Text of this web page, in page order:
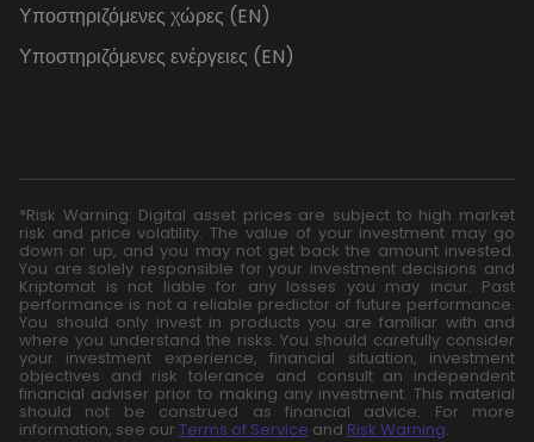
Υποστηριζόμενες χώρες (EN)
Υποστηριζόμενες ενέργειες (EN)
*Risk Warning: Digital asset prices are subject to high market
risk and price volatility. The value of your investment may go
down or up, and you may not get back the amount invested.
You are solely responsible for your investment decisions and
Kriptomat is not liable for any losses you may incur. Past
performance is not a reliable predictor of future performance.
You should only invest in products you are familiar with and
where you understand the risks. You should carefully consider
your investment experience, financial situation, investment
objectives and risk tolerance and consult an independent
financial adviser prior to making any investment. This material
should not be construed as financial advice. For more
information, see our Terms of Service and Risk Warning.